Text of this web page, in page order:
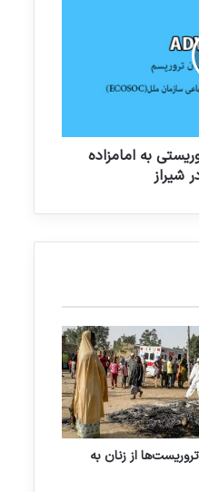
لاهور پاکستان
توجه به تکامل تهدید
به نام گزارشگری پیرامون
در جنگ یمن
به امامزاده
شیراز
از زنان به